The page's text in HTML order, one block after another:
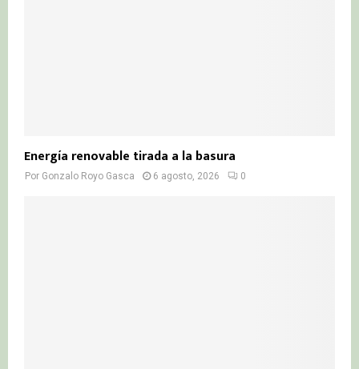
Energía renovable tirada a la basura
Por Gonzalo Royo Gasca 6 agosto, 2026 0